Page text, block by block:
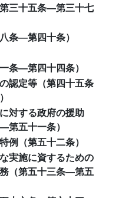
三十五条―第三十七
条―第四十条）
条―第四十四条）
認定等（第四十五条
対する政府の援助
第五十一条）
例（第五十二条）
実施に資するための
（第五十三条―第五